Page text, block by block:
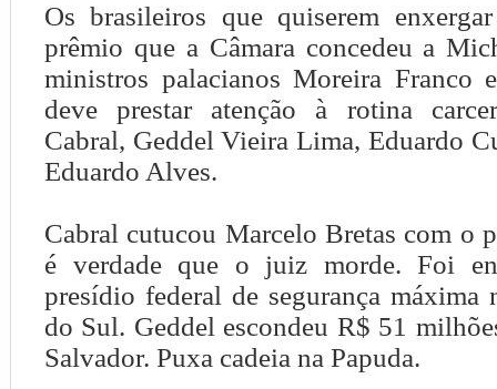
Os brasileiros que quiserem
prêmio que a Câmara concedeu a
ministros palacianos Moreira Franco
deve prestar atenção à rotina
Cabral, Geddel Vieira Lima, Eduardo
Eduardo Alves.
Cabral cutucou Marcelo Bretas com o
é verdade que o juiz morde. Foi
presídio federal de segurança máxima
do Sul. Geddel escondeu R$ 51
Salvador. Puxa cadeia na Papuda.